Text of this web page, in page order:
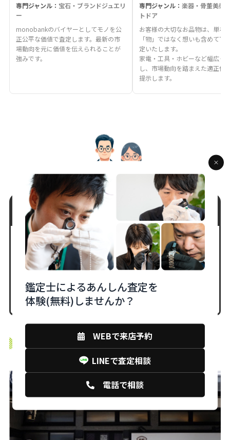
専門ジャンル： 宝石・ブランドジュエリ
ー
monobankのバイヤーとしてモノを公
正公平な価値で査定します。最新の市
場動向を元に価値を伝えられることが
強みです。
専門ジャンル： 楽器・骨董美術
トドア
お客様の大切なお品物は、単な
「物」ではなく想いも含めて丁
定いたします。
家電・工具・ホビーなど幅広く
し、市場動向を踏まえた適正価
提示します。
相談だけでもOK！しつこい勧誘は一切なし！
LINEで査定相談
WEBからの来店予約はこちら
monobankの店舗紹介
鑑定士によるあんしん査定を
体験(無料)しませんか？
WEBで来店予約
LINEで査定相談
電話で相談